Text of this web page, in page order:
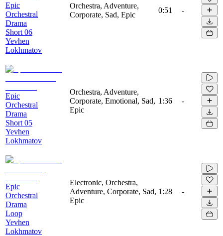
Epic
Orchestral
Drama
Short 06
Yevhen
Lokhmatov
Orchestra, Adventure,
Corporate, Sad, Epic
0:51 -
Epic
Orchestral
Drama
Short 05
Yevhen
Lokhmatov
Orchestra, Adventure,
Corporate, Emotional, Sad,
Epic
1:36 -
Epic
Orchestral
Drama
Loop
Yevhen
Lokhmatov
Electronic, Orchestra,
Adventure, Corporate, Sad,
Epic
1:28 -